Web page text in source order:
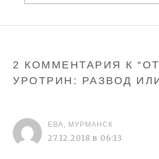
2 КОММЕНТАРИЯ К “
УРОТРИН: РАЗВОД
ЕВА, МУРМАНСК
27.12.2018 в 06:13